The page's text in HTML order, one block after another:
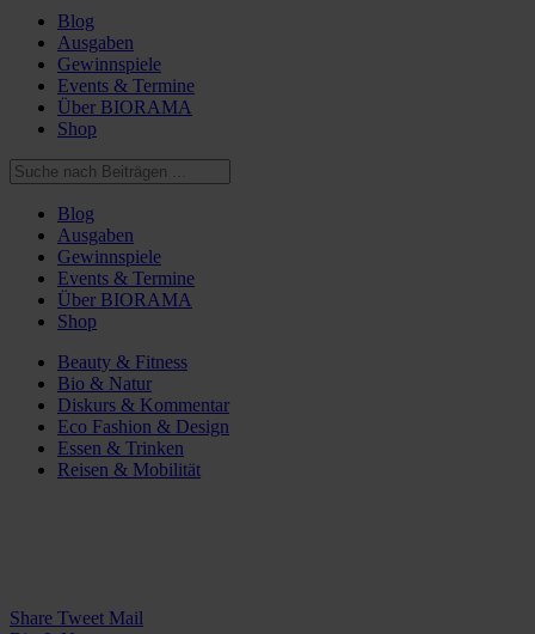
Blog
Ausgaben
Gewinnspiele
Events & Termine
Über BIORAMA
Shop
Blog
Ausgaben
Gewinnspiele
Events & Termine
Über BIORAMA
Shop
Beauty & Fitness
Bio & Natur
Diskurs & Kommentar
Eco Fashion & Design
Essen & Trinken
Reisen & Mobilität
Share Tweet Mail